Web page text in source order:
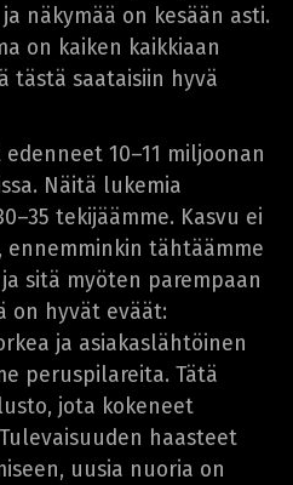
näkymää on kesään asti.
on kaiken kaikkiaan
tästä saataisiin hyvä
10–11 miljoonan
Näitä lukemia
tekijäämme. Kasvu ei
tähtäämme
sitä myöten parempaan
on hyvät eväät:
ja asiakaslähtöinen
peruspilareita. Tätä
jota kokeneet
haasteet
uusia nuoria on